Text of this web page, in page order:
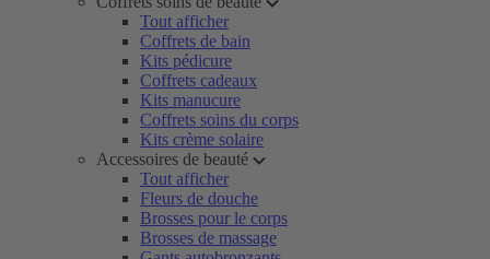
Tout afficher
Coffrets de bain
Kits pédicure
Coffrets cadeaux
Kits manucure
Coffrets soins du corps
Kits crème solaire
Accessoires de beauté
Tout afficher
Fleurs de douche
Brosses pour le corps
Brosses de massage